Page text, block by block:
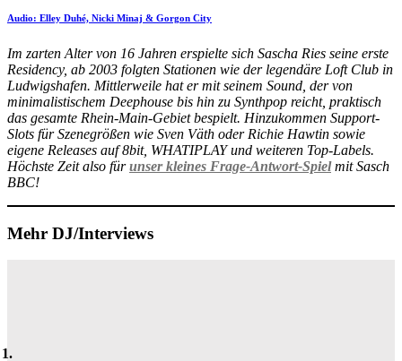
Audio: Elley Duhé, Nicki Minaj & Gorgon City
Im zarten Alter von 16 Jahren erspielte sich Sascha Ries seine erste
Residency, ab 2003 folgten Stationen wie der legendäre Loft Club in
Ludwigshafen. Mittlerweile hat er mit seinem Sound, der von
minimalistischem Deephouse bis hin zu Synthpop reicht, praktisch
das gesamte Rhein-Main-Gebiet bespielt. Hinzukommen Support-
Slots für Szenegrößen wie Sven Väth oder Richie Hawtin sowie
eigene Releases auf 8bit, WHATIPLAY und weiteren Top-Labels.
Höchste Zeit also fürunser kleines Frage-Antwort-Spielmit Sasch
BBC!
Mehr DJ/Interviews